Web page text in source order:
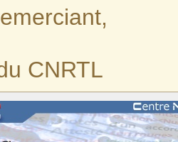
CNRTL